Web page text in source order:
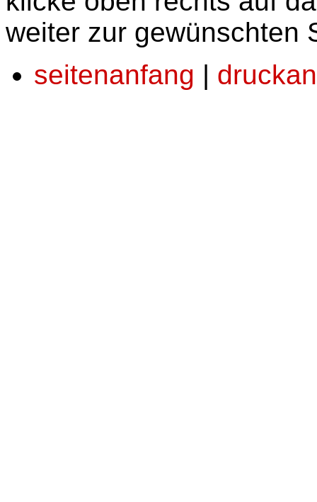
weiter zur gewünschten
seitenanfang |